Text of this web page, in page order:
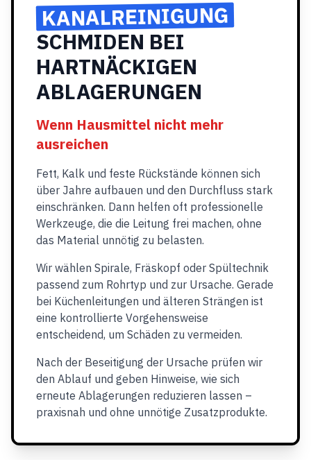
KANALREINIGUNG
SCHMIDEN BEI
HARTNÄCKIGEN
ABLAGERUNGEN
Wenn Hausmittel nicht mehr
ausreichen
Fett, Kalk und feste Rückstände können sich
über Jahre aufbauen und den Durchfluss stark
einschränken. Dann helfen oft professionelle
Werkzeuge, die die Leitung frei machen, ohne
das Material unnötig zu belasten.
Wir wählen Spirale, Fräskopf oder Spültechnik
passend zum Rohrtyp und zur Ursache. Gerade
bei Küchenleitungen und älteren Strängen ist
eine kontrollierte Vorgehensweise
entscheidend, um Schäden zu vermeiden.
Nach der Beseitigung der Ursache prüfen wir
den Ablauf und geben Hinweise, wie sich
erneute Ablagerungen reduzieren lassen –
praxisnah und ohne unnötige Zusatzprodukte.